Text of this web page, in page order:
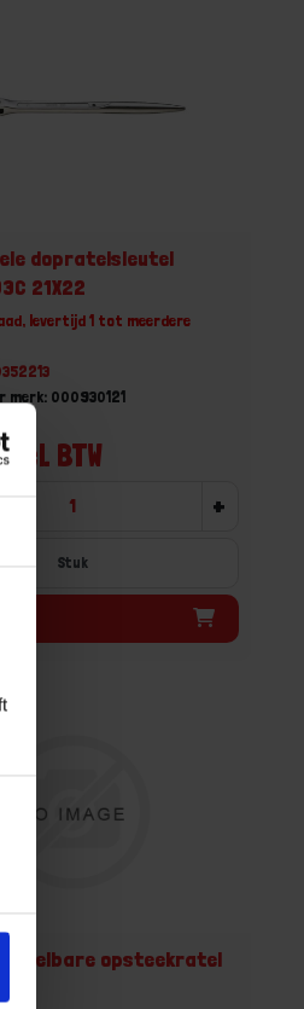
dopratelsleutel
21X22
levertijd 1 tot meerdere
merk: 000930121
BTW
+
Stuk
opsteekratel